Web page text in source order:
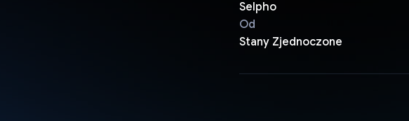
Selpho
Od
Stany Zjednoczone